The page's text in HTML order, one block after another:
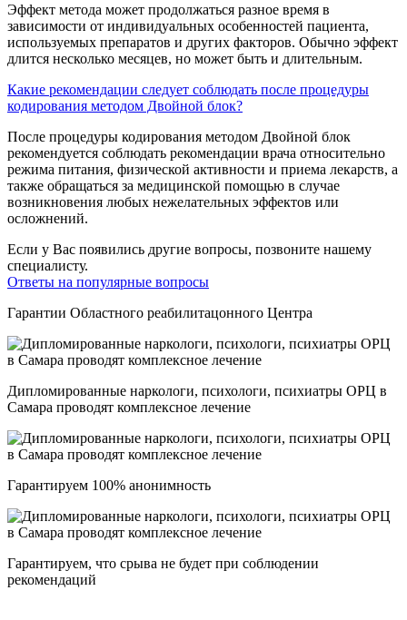
Эффект метода может продолжаться разное время в
зависимости от индивидуальных особенностей пациента,
используемых препаратов и других факторов. Обычно эффект
длится несколько месяцев, но может быть и длительным.
Какие рекомендации следует соблюдать после процедуры
кодирования методом Двойной блок?
После процедуры кодирования методом Двойной блок
рекомендуется соблюдать рекомендации врача относительно
режима питания, физической активности и приема лекарств, а
также обращаться за медицинской помощью в случае
возникновения любых нежелательных эффектов или
осложнений.
Если у Вас появились другие вопросы, позвоните нашему
специалисту.
Ответы на популярные вопросы
Гарантии Областного реабилитацонного Центра
Дипломированные наркологи, психологи, психиатры ОРЦ в
Самара проводят комплексное лечение
Гарантируем 100% анонимность
Гарантируем, что срыва не будет при соблюдении
рекомендаций